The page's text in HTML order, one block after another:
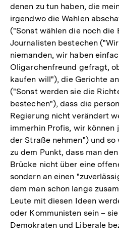
denen zu tun haben, die
irgendwo die Wahlen
("Sonst wählen die noch die
Journalisten bestechen
niemanden, wir haben
Oligarchenfreund gefragt,
kaufen will"), die Gerichte
("Sonst werden sie die
bestechen"), dass die
Regierung nicht verändert
immerhin Profis, wir können
der Straße nehmen") und
zu dem Punkt, dass man
Brücke nicht über eine
sondern an einen
dem man schon lange
Leute mit diesen Ideen
oder Kommunisten sein –
Demokraten und Liberale